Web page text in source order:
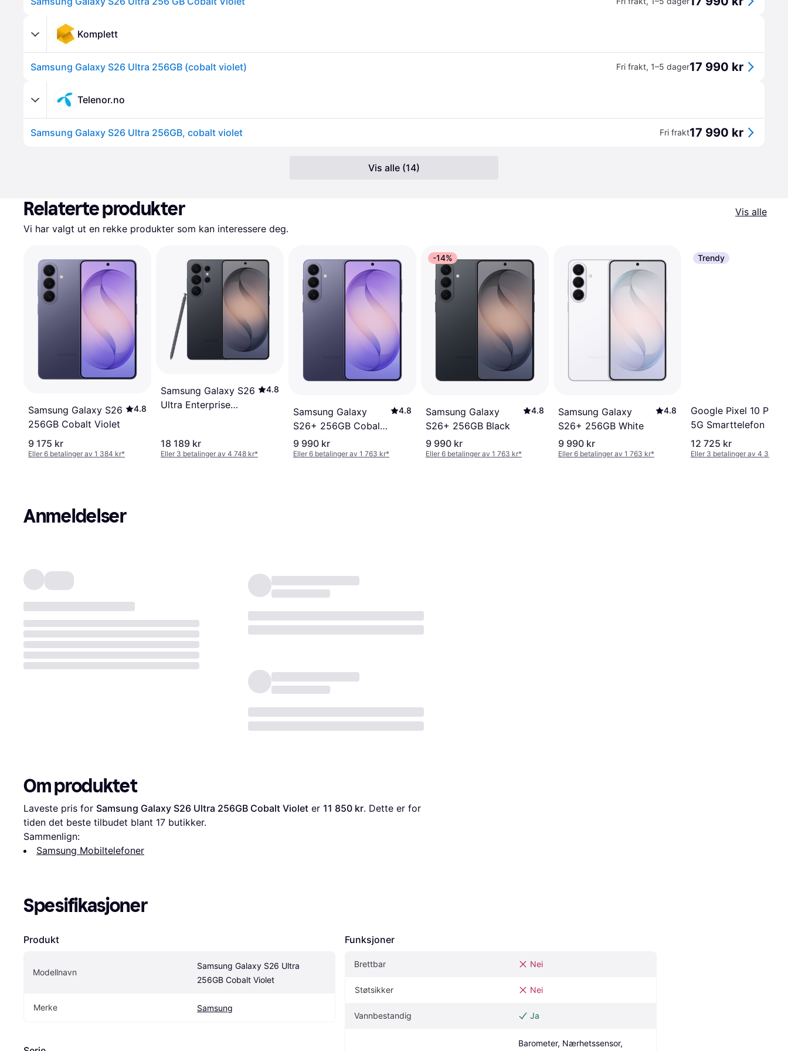
Komplett
Samsung Galaxy S26 Ultra 256GB (cobalt violet) Fri frakt, 1–5 dager17 990 kr
Telenor.no
Samsung Galaxy S26 Ultra 256GB, cobalt violet Fri frakt17 990 kr
Vis alle (14)
Relaterte produkter
Vis alle
Vi har valgt ut en rekke produkter som kan interessere deg.
Samsung Galaxy S26
256GB Cobalt Violet
4.8
9 175 kr
Eller 6 betalinger av 1 384 kr*
Samsung Galaxy S26
Ultra Enterprise
4.8
18 189 kr
Eller 3 betalinger av 4 748 kr*
Samsung Galaxy
S26+ 256GB Cobalt
Violet
4.8
9 990 kr
Eller 6 betalinger av 1 763 kr*
-14%
Samsung Galaxy
S26+ 256GB Black
4.8
9 990 kr
Eller 6 betalinger av 1 763 kr*
Samsung Galaxy
S26+ 256GB White
4.8
9 990 kr
Eller 6 betalinger av 1 763 kr*
Trendy
Google Pixel 10 Pro
5G Smarttelefon
12 725 kr
Eller 3 betalinger av 4 384 kr
Anmeldelser
Om produktet
Laveste pris for Samsung Galaxy S26 Ultra 256GB Cobalt Violet er 11 850 kr. Dette er for
tiden det beste tilbudet blant 17 butikker.
Sammenlign:
Samsung Mobiltelefoner
Spesifikasjoner
Produkt
Modellnavn
Samsung Galaxy S26 Ultra
256GB Cobalt Violet
Merke Samsung
Funksjoner
Brettbar Nei
Støtsikker Nei
Vannbestandig Ja
Barometer, Nærhetssensor,